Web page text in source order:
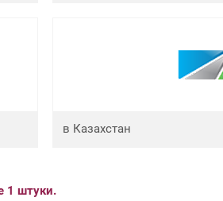
в Казахстан
1 штуки.